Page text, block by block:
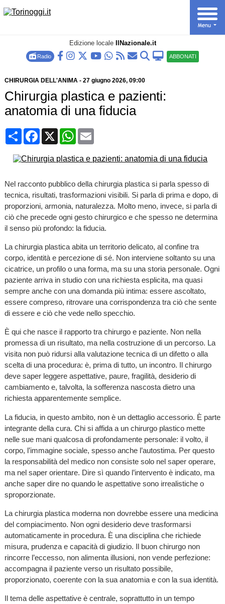
Edizione locale IlNazionale.it
Radio ABBONATI
CHIRURGIA DELL'ANIMA- 27 giugno 2026, 09:00
Chirurgia plastica e pazienti:
anatomia di una fiducia
CondividiFacebook
X WhatsApp
Email
Nel racconto pubblico della chirurgia plastica si parla spesso di
tecnica, risultati, trasformazioni visibili. Si parla di prima e dopo, di
proporzioni, armonia, naturalezza. Molto meno, invece, si parla di
ciò che precede ogni gesto chirurgico e che spesso ne determina
il senso più profondo: la fiducia.
La chirurgia plastica abita un territorio delicato, al confine tra
corpo, identità e percezione di sé. Non interviene soltanto su una
cicatrice, un profilo o una forma, ma su una storia personale. Ogni
paziente arriva in studio con una richiesta esplicita, ma quasi
sempre anche con una domanda più intima: essere ascoltato,
essere compreso, ritrovare una corrispondenza tra ciò che sente
di essere e ciò che vede nello specchio.
È qui che nasce il rapporto tra chirurgo e paziente. Non nella
promessa di un risultato, ma nella costruzione di un percorso. La
visita non può ridursi alla valutazione tecnica di un difetto o alla
scelta di una procedura: è, prima di tutto, un incontro. Il chirurgo
deve saper leggere aspettative, paure, fragilità, desiderio di
cambiamento e, talvolta, la sofferenza nascosta dietro una
richiesta apparentemente semplice.
La fiducia, in questo ambito, non è un dettaglio accessorio. È parte
integrante della cura. Chi si affida a un chirurgo plastico mette
nelle sue mani qualcosa di profondamente personale: il volto, il
corpo, l’immagine sociale, spesso anche l’autostima. Per questo
la responsabilità del medico non consiste solo nel saper operare,
ma nel saper orientare. Dire sì quando l’intervento è indicato, ma
anche saper dire no quando le aspettative sono irrealistiche o
sproporzionate.
La chirurgia plastica moderna non dovrebbe essere una medicina
del compiacimento. Non ogni desiderio deve trasformarsi
automaticamente in procedura. È una disciplina che richiede
misura, prudenza e capacità di giudizio. Il buon chirurgo non
rincorre l’eccesso, non alimenta illusioni, non vende perfezione:
accompagna il paziente verso un risultato possibile,
proporzionato, coerente con la sua anatomia e con la sua identità.
Il tema delle aspettative è centrale, soprattutto in un tempo